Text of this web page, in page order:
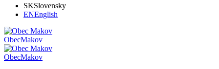
SKSlovensky
ENEnglish
ObecMakov
ObecMakov